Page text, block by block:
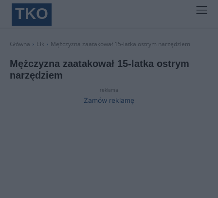
TKO
Główna Ełk Mężczyzna zaatakował 15-latka ostrym narzędziem
Mężczyzna zaatakował 15-latka ostrym
narzędziem
reklama
Zamów reklamę